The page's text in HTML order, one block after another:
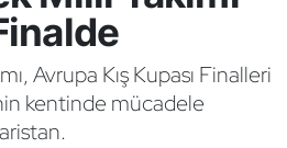
Avrupa Kış Kupası Finalleri
kentinde mücadele